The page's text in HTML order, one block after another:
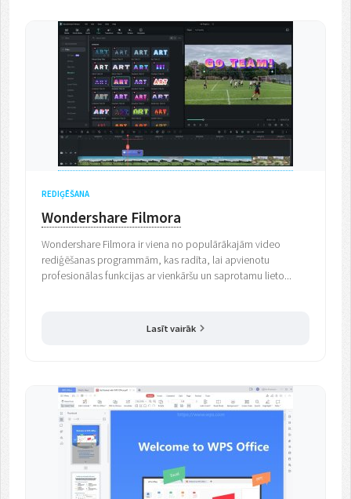
REDIĢĒŠANA
Wondershare Filmora
Wondershare Filmora ir viena no populārākajām video
rediģēšanas programmām, kas radīta, lai apvienotu
profesionālas funkcijas ar vienkāršu un saprotamu lieto...
Lasīt vairāk